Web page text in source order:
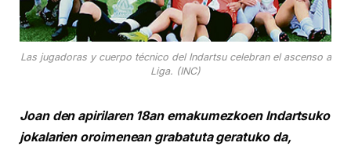
Las jugadoras y cuerpo técnico del Indartsu celebran el ascenso a
Liga. (INC)
Joan den apirilaren 18an emakumezkoen Indartsuko
jokalarien oroimenean grabatuta geratuko da,